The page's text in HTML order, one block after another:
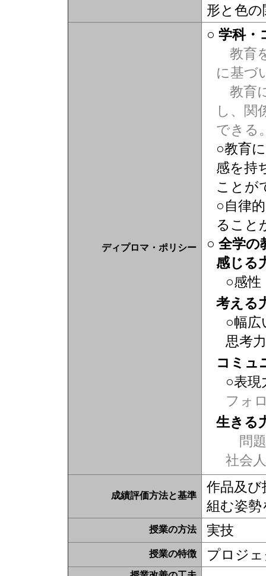
形と色
ディプロマ・ポリシー
○ 学科・
教育
に基づ
教育
し、関
できる
○教育
感を持
ことが
○自律
ること
○ 全学の
感じる
○感性
考える
○幅広
思考力
コミュ
○表現
フォ
生きる
問題
社会
成績評価方法と基準
作品及び
組む姿
授業の方法 実技
授業の特徴 プロジ